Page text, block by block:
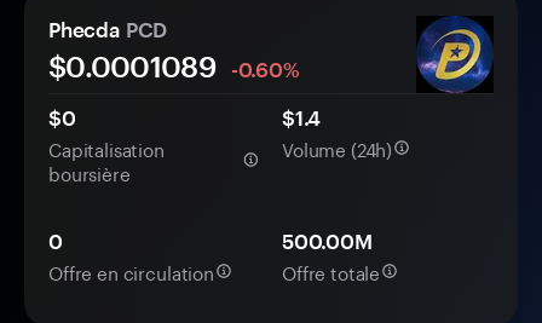
Phecda PCD
$0.0001089
-0.60%
$0
Capitalisation
boursière
$1.4
Volume (24h)
0
Offre en circulation
500.00M
Offre totale